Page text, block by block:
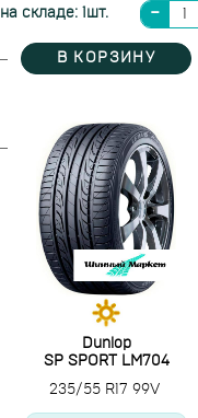
на складе: 1шт.
В КОРЗИНУ
Dunlop
SP SPORT LM704
235/55 R17 99V